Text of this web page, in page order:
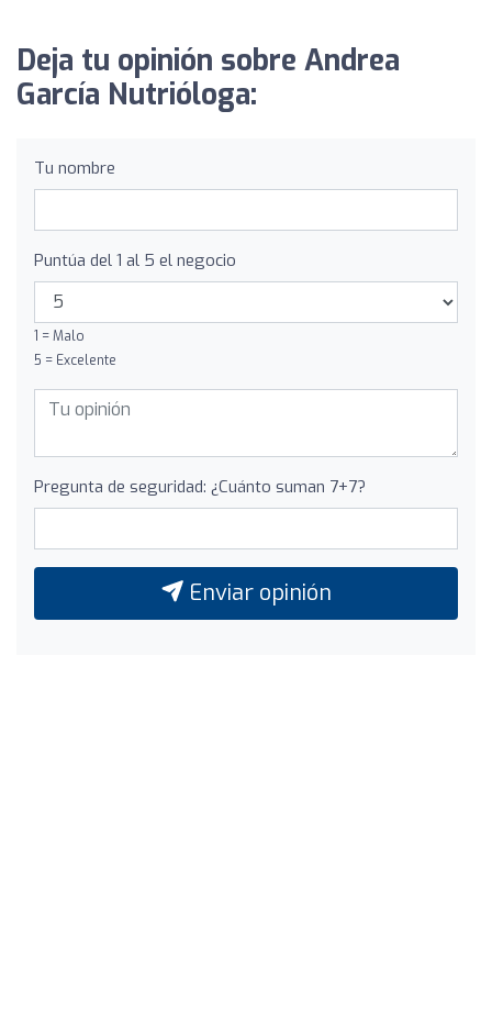
Deja tu opinión sobre Andrea
García Nutrióloga:
Tu nombre
Puntúa del 1 al 5 el negocio
1 = Malo
5 = Excelente
Pregunta de seguridad: ¿Cuánto suman 7+7?
Enviar opinión